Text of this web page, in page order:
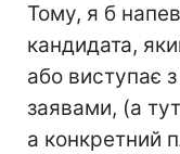
Тому, я б
кандидата,
або виступає
заявами, (а
а конкретний